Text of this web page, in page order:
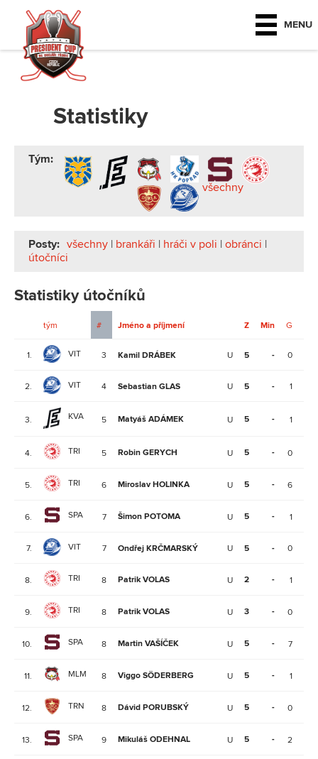
MENU
Statistiky
Tým:
všechny
Posty: všechny | brankáři | hráči v poli | obránci |
útočníci
Statistiky útočníků
tým # Jméno a příjmení Z Min G
1. VIT 3 Kamil DRÁBEK U 5 - 0
2. VIT 4 Sebastian GLAS U 5 - 1
3. KVA 5 Matyáš ADÁMEK U 5 - 1
4. TRI 5 Robin GERYCH U 5 - 0
5. TRI 6 Miroslav HOLINKA U 5 - 6
6. SPA 7 Šimon POTOMA U 5 - 1
7. VIT 7 Ondřej KRČMARSKÝ U 5 - 0
8. TRI 8 Patrik VOLAS U 2 - 1
9. TRI 8 Patrik VOLAS U 3 - 0
10. SPA 8 Martin VAŠÍČEK U 5 - 7
11. MLM 8 Viggo SÖDERBERG U 5 - 1
12. TRN 8 Dávid PORUBSKÝ U 5 - 0
13. SPA 9 Mikuláš ODEHNAL U 5 - 2